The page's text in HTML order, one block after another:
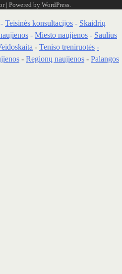
| Powered by WordPress.
- Teisinės konsultacijos - Skaidrių
- Miesto naujienos - Saulius
- Teniso treniruotės -
- Regionų naujienos - Palangos